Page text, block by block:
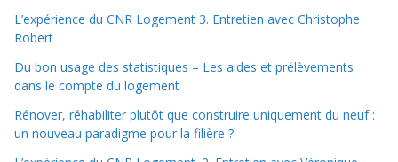
L’expérience du CNR Logement 3. Entretien avec Christophe
Robert
Du bon usage des statistiques – Les aides et prélèvements
dans le compte du logement
Rénover, réhabiliter plutôt que construire uniquement du neuf :
un nouveau paradigme pour la filière ?